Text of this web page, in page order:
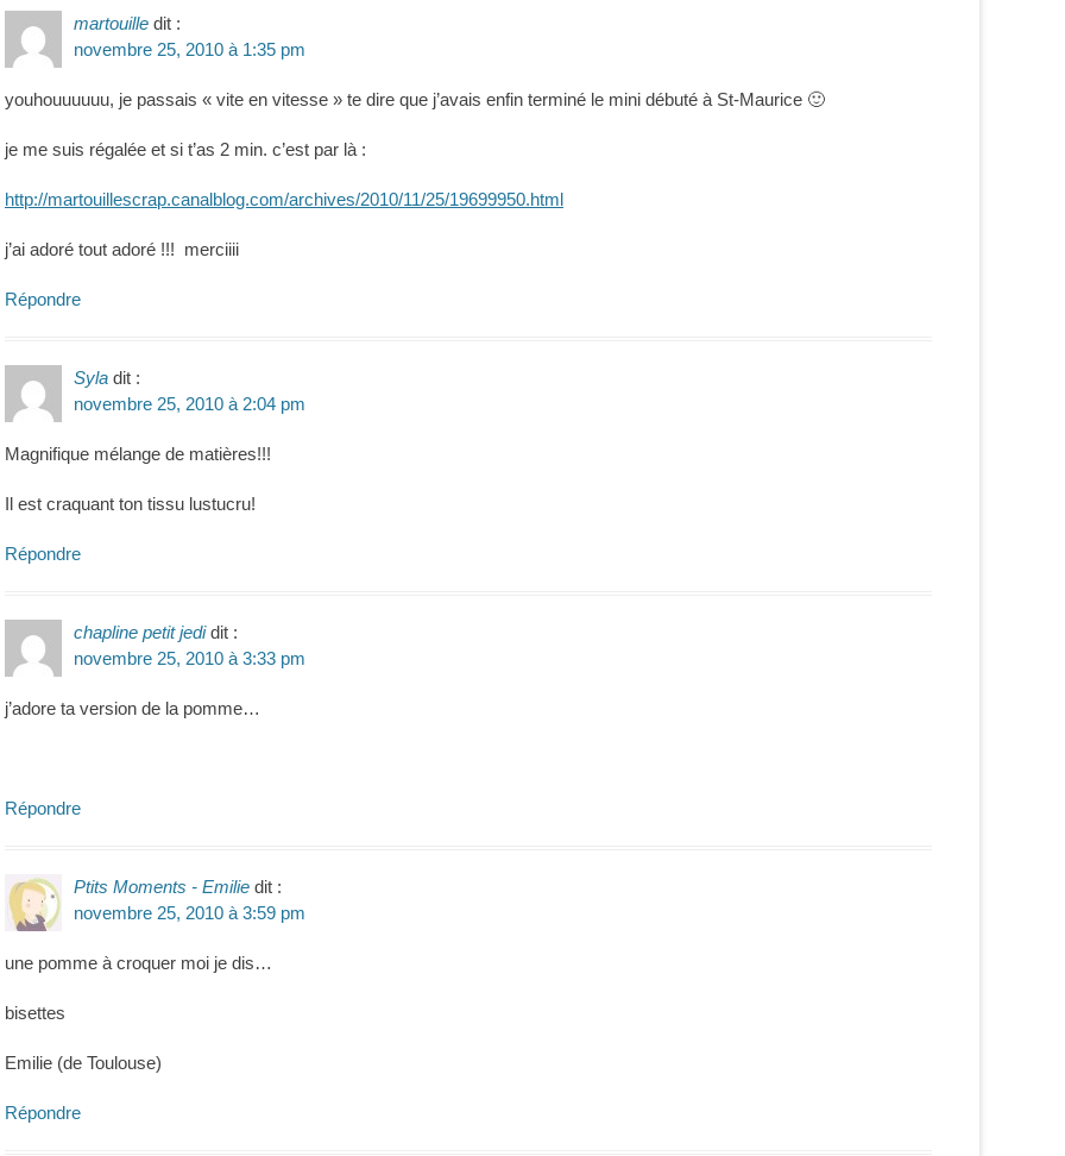
martouille dit :
novembre 25, 2010 à 1:35 pm
youhouuuuuu, je passais « vite en vitesse » te dire que j’avais enfin terminé le mini débuté à St-Maurice 🙂
je me suis régalée et si t’as 2 min. c’est par là :
http://martouillescrap.canalblog.com/archives/2010/11/25/19699950.html
j’ai adoré tout adoré !!! merciiii
Répondre
Syla dit :
novembre 25, 2010 à 2:04 pm
Magnifique mélange de matières!!!
Il est craquant ton tissu lustucru!
Répondre
chapline petit jedi dit :
novembre 25, 2010 à 3:33 pm
j’adore ta version de la pomme…
Répondre
Ptits Moments - Emilie dit :
novembre 25, 2010 à 3:59 pm
une pomme à croquer moi je dis…
bisettes
Emilie (de Toulouse)
Répondre